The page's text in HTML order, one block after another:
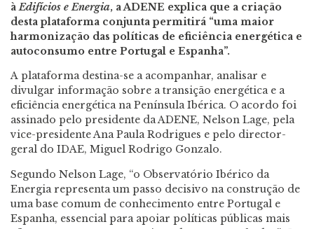
àEdifícios e Energia, a ADENE explica que a criação
desta plataforma conjunta permitirá “uma maior
harmonização das políticas de eficiência energética e
autoconsumo entre Portugal e Espanha”.
A plataforma destina-se a acompanhar, analisar e
divulgar informação sobre a transição energética e a
eficiência energética na Península Ibérica. O acordo foi
assinado pelo presidente da ADENE, Nelson Lage, pela
vice-presidente Ana Paula Rodrigues e pelo director-
geral do IDAE, Miguel Rodrigo Gonzalo.
Segundo Nelson Lage, “o Observatório Ibérico da
Energia representa um passo decisivo na construção de
uma base comum de conhecimento entre Portugal e
Espanha, essencial para apoiar políticas públicas mais